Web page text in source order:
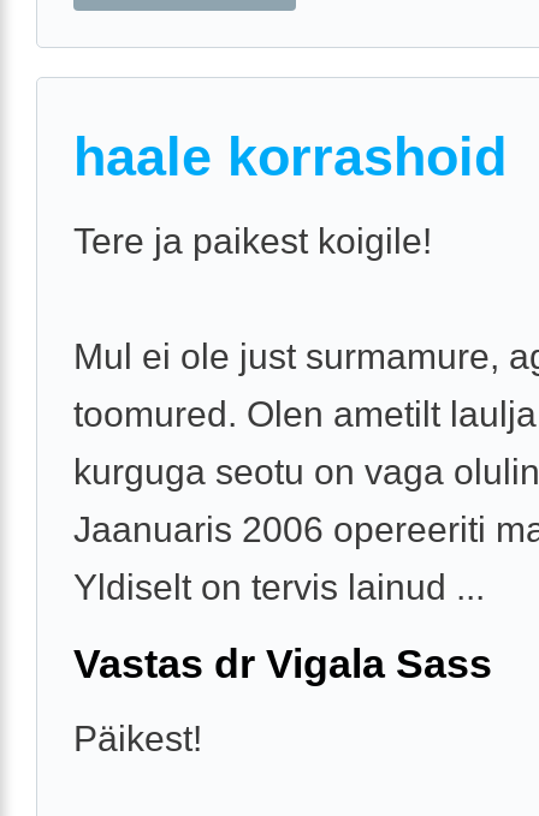
haale korrashoid
Tere ja paikest koigile!
Mul ei ole just surmamure,
toomured. Olen ametilt
kurguga seotu on vaga
Jaanuaris 2006 opereeriti
Yldiselt on tervis lainud ...
Vastas dr Vigala Sass
Päikest!